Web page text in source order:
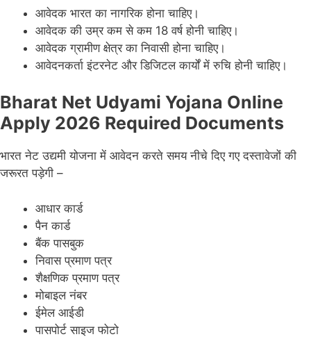
आवेदक भारत का नागरिक होना चाहिए।
आवेदक की उम्र कम से कम 18 वर्ष होनी चाहिए।
आवेदक ग्रामीण क्षेत्र का निवासी होना चाहिए।
आवेदनकर्ता इंटरनेट और डिजिटल कार्यों में रुचि होनी चाहिए।
Bharat Net Udyami Yojana Online
Apply 2026 Required Documents
भारत नेट उद्यमी योजना में आवेदन करते समय नीचे दिए गए दस्तावेजों की
जरूरत पड़ेगी –
आधार कार्ड
पैन कार्ड
बैंक पासबुक
निवास प्रमाण पत्र
शैक्षणिक प्रमाण पत्र
मोबाइल नंबर
ईमेल आईडी
पासपोर्ट साइज फोटो